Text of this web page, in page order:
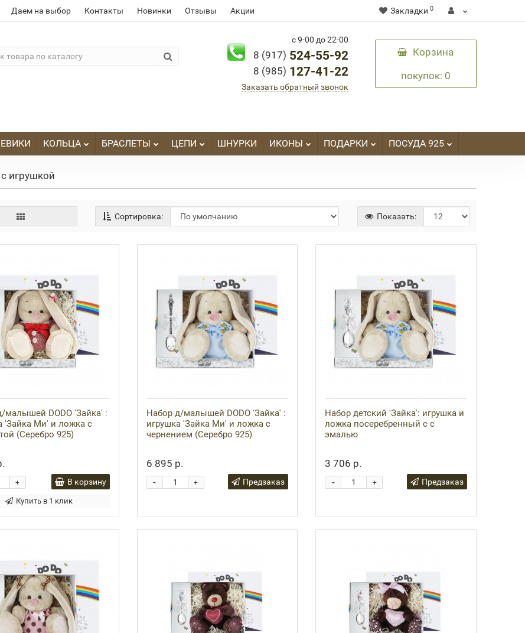
Даем на выбор Контакты Новинки Отзывы Акции Закладки 0
с 9-00 до 22-00
8 (917) 524-55-92
8 (985) 127-41-22
Заказать обратный звонок
Корзина
покупок: 0
КОЛЬЦА БРАСЛЕТЫ ЦЕПИ ШНУРКИ ИКОНЫ ПОДАРКИ ПОСУДА 925
игрушкой
Сортировка: Показать:
малышей DODO 'Зайка' :
'Зайка Ми' и ложка с
(Серебро 925)
+ В корзину
Купить в 1 клик
Набор д/малышей DODO 'Зайка' :
игрушка 'Зайка Ми' и ложка с
чернением (Серебро 925)
6 895 р.
+
- Предзаказ
Набор детский 'Зайка': игрушка и
ложка посеребренный с с
эмалью
3 706 р.
+
- Предзаказ